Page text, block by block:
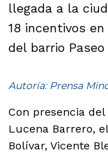
llegada a la
18 incentivos
del barrio Paseo
Autoría: Prensa
Con presencia
Lucena Barrero,
Bolívar, Vicente